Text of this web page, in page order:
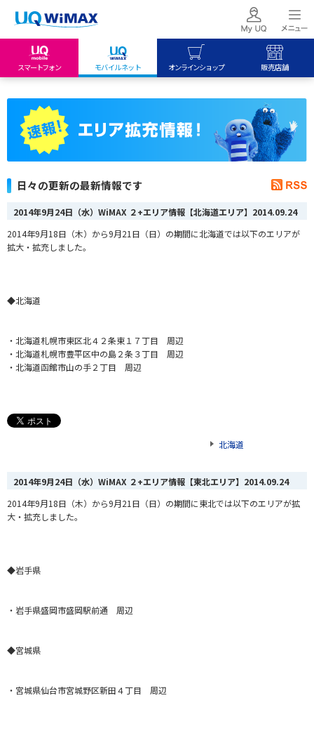
スマートフォン モバイルネット オンラインショップ 販売店舗
My UQ mobile
UQ mobile
UQ WiMAX
UQ WiMAX
日々の更新の最新情報です
2014年9月24日（水）WiMAX ２+エリア情報【北海道エリア】 2014.09.24
2014年9月18日（木）から9月21日（日） の期間に北海道では以下のエリアが
拡大・拡充しました。
◆北海道
・北海道札幌市東区北４２条東１７丁目 周辺
・北海道札幌市豊平区中の島２条３丁目 周辺
・北海道函館市山の手２丁目 周辺
北海道
2014年9月24日（水）WiMAX ２+エリア情報【東北エリア】 2014.09.24
2014年9月18日（木）から9月21日（日） の期間に東北では以下のエリアが拡
大・拡充しました。
◆岩手県
・岩手県盛岡市盛岡駅前通 周辺
◆宮城県
・宮城県仙台市宮城野区新田４丁目 周辺